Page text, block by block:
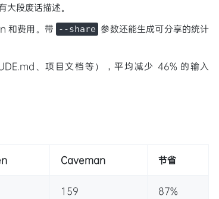
段废话描述。
和费用。带 --share 参数还能生成可分享的统计
、项目文档等），平均减少 46% 的输入
Caveman 节省
159 87%